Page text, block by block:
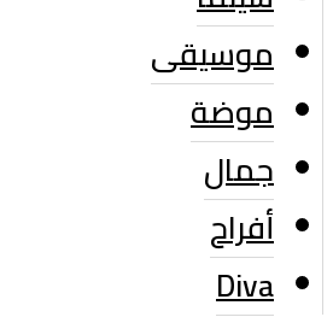
موسيقى
موضة
جمال
أفراح
Diva